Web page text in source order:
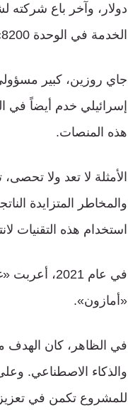
الخدمة في الوحدة 8200».
جاي روزين، كبير
هذه المنصات.
الأمثلة لا تعد ولا
والمخاطر المتزايدة
استخدام هذه التقنيات
في عام
«أمازون».
في الظاهر، كان الهدف
والذكاء الاصطناعي.
للمشروع تكمن في تعزيز